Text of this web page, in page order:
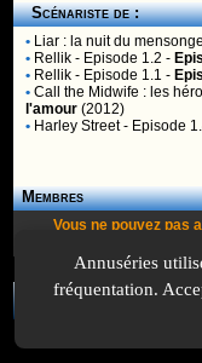
Scénariste de :
• Liar : la nuit du mensonge
• Rellik - Episode 1.2 -
• Rellik - Episode 1.1 -
• Call the Midwife : les
l'amour (2012)
• Harley Street- Episode
Membres
Vous ne pouvez pas
A Propos
Annuséries
fréquentation.